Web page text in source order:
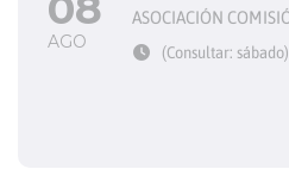
AGO (Consultar: sábado)